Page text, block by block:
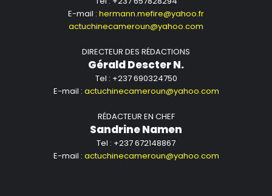
E-mail : hermann.mefire@yahoo.fr
actuchinecameroun@yahoo.com
DIRECTEUR DES RÉDACTIONS
Gérald Descter N.
Tel : +237 690324750
E-mail : actuchinecameroun@yahoo.com
RÉDACTEUR EN CHEF
Sandrine Namen
Tel : +237 672148867
E-mail : actuchinecameroun@yahoo.com